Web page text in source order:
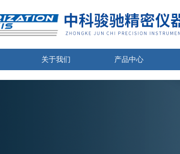
关于我们 产品中心